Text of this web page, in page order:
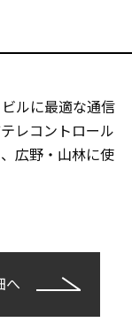
ルに最適な通信
レコントロール
広野・山林に使
へ